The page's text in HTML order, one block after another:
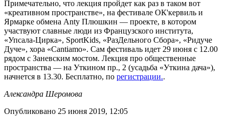
Примечательно, что лекция пройдет как раз в таком вот
«креативном пространстве», на фестивале ОК'кервиль и
Ярмарке обмена Anty Плюшкин — проекте, в котором
участвуют славные люди из Французского института,
«Упсала-Цирка», SportKids, «РазДельного Сбора», «Ридуче
Дуче», хора «Cantiamo». Сам фестиваль идет 29 июня с 12.00
рядом с Заневским мостом. Лекция про общественные
пространства — на Уткином пр., 2 (усадьба «Уткина дача»),
начнется в 13.30. Бесплатно, по регистрации..
Александра Шеромова
Опубликовано 25 июня 2019, 12:05